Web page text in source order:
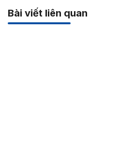
Bài viết liên quan